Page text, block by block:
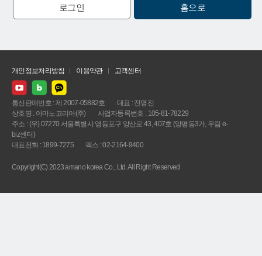
로그인 홈으로
개인정보처리방침 이용약관 고객센터
통신판매번호 : 제 2007-05882호
대표 : 전명진
상호명 : 아마노코리아(주)
사업자등록번호 : 105-81-78229
주소 : (우) 07270 서울특별시 영등포구 양산로 43, 407호 (양평동3가, 우림 e-
biz센터)
대표전화 : 1899-7275
팩스 : 02-2164-9400
Copyright(C) 2023 amano korea Co., Ltd. All Right Reserved